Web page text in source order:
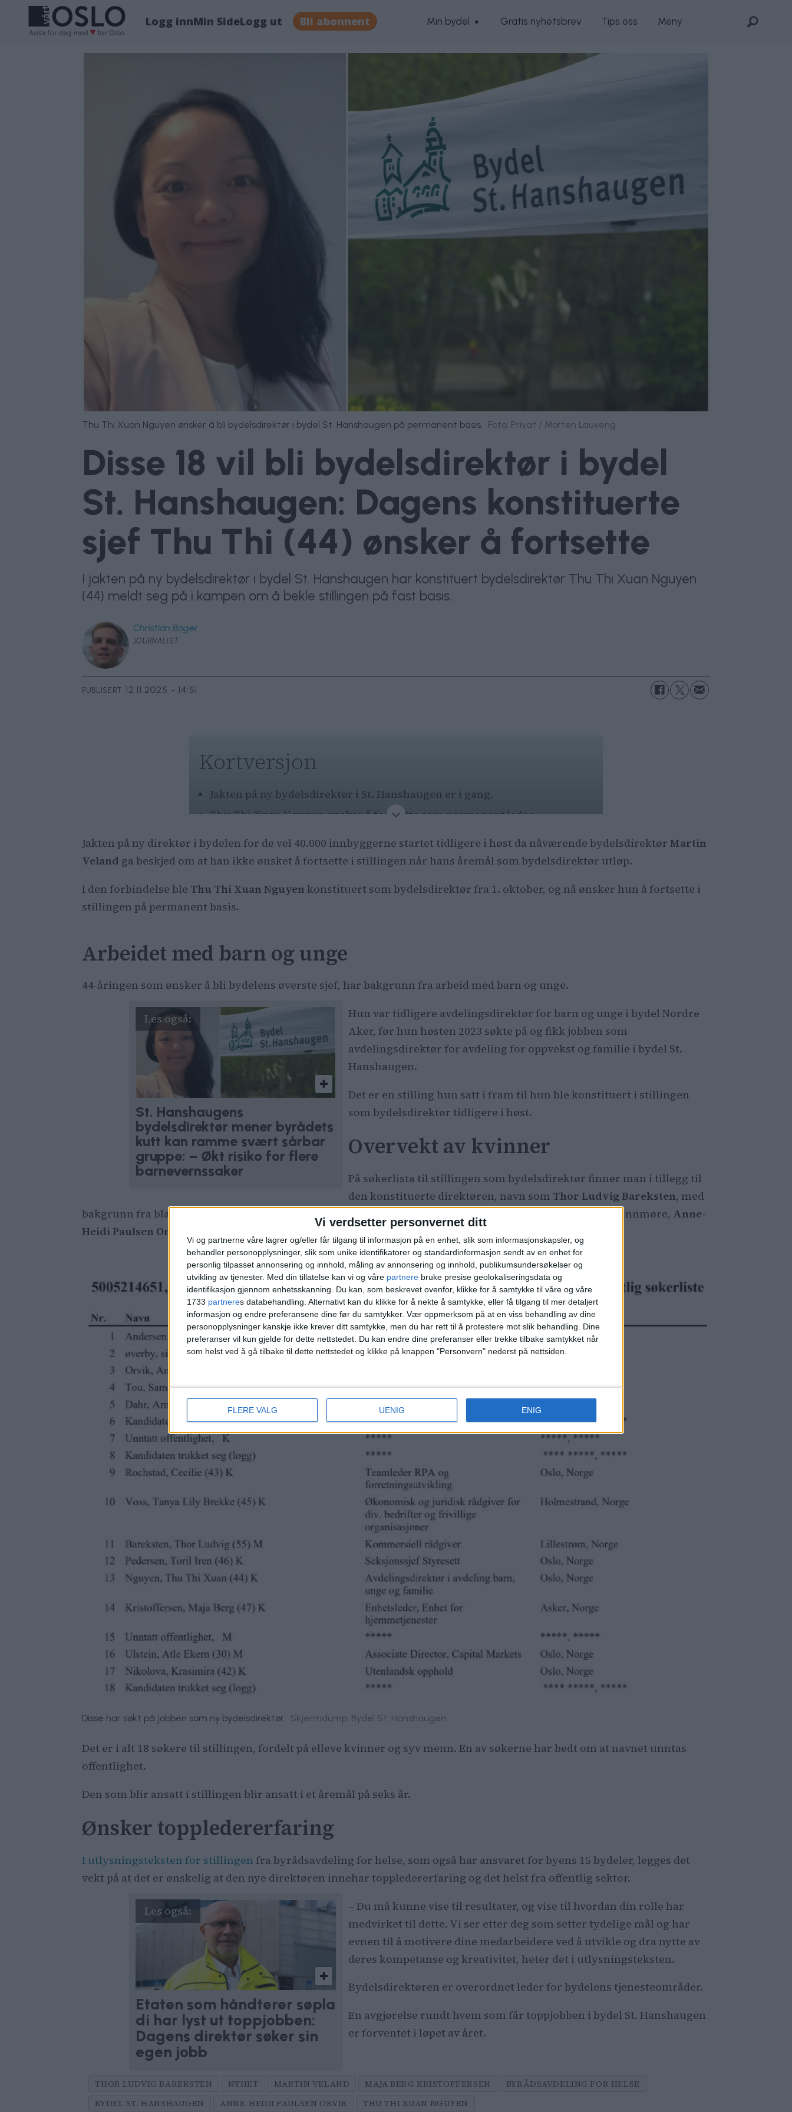
Vi verdsetter personvernet ditt
Vi og partnerne våre lagrer og/eller får tilgang til informasjon på en enhet, slik som informasjonskapsler, og
behandler personopplysninger, slik som unike identifikatorer og standardinformasjon sendt av en enhet for
personlig tilpasset annonsering og innhold, måling av annonsering og innhold, publikumsundersøkelser og
utvikling av tjenester. Med din tillatelse kan vi og våre partnere bruke presise geolokaliseringsdata og
identifikasjon gjennom enhetsskanning. Du kan, som beskrevet ovenfor, klikke for å samtykke til våre og våre
1733 partneres databehandling. Alternativt kan du klikke for å nekte å samtykke, eller få tilgang til mer detaljert
informasjon og endre preferansene dine før du samtykker. Vær oppmerksom på at en viss behandling av dine
personopplysninger kanskje ikke krever ditt samtykke, men du har rett til å protestere mot slik behandling. Dine
preferanser vil kun gjelde for dette nettstedet. Du kan endre dine preferanser eller trekke tilbake samtykket når
som helst ved å gå tilbake til dette nettstedet og klikke på knappen "Personvern" nederst på nettsiden.
FLERE VALG UENIG ENIG
Logg innMin SideLogg ut Bli abonnent Min bydel Gratis nyhetsbrev Tips oss Meny
Thu Thi Xuan Nguyen ønsker å bli bydelsdirektør i bydel St. Hanshaugen på permanent basis. Foto: Privat / Morten Lauveng
Disse 18 vil bli bydelsdirektør i bydel
St. Hanshaugen: Dagens konstituerte
sjef Thu Thi (44) ønsker å fortsette
I jakten på ny bydelsdirektør i bydel St. Hanshaugen har konstituert bydelsdirektør Thu Thi Xuan Nguyen
(44) meldt seg på i kampen om å bekle stillingen på fast basis.
Christian Boger
JOURNALIST
PUBLISERT 12.11.2025 - 14:51
Kortversjon
Jakten på ny bydelsdirektør i St. Hanshaugen er i gang.
Thu Thi Xuan Nguyen ønsker å fortsette som permanent leder.
Det er 18 søkere, med en overvekt av kvinner.
Avgjørelsen forventes innen utgangen av året.
Jakten på ny direktør i bydelen for de vel 40.000 innbyggerne startet tidligere i høst da nåværende bydelsdirektørMartin
Veland ga beskjed om at han ikke ønsket å fortsette i stillingen når hans åremål som bydelsdirektør utløp.
I den forbindelse ble Thu Thi Xuan Nguyen konstituert som bydelsdirektør fra 1. oktober, og nå ønsker hun å fortsette i
stillingen på permanent basis.
Arbeidet med barn og unge
44-åringen som ønsker å bli bydelens øverste sjef, har bakgrunn fra arbeid med barn og unge.
St. Hanshaugens
bydelsdirektør mener byrådets
kutt kan ramme svært sårbar
gruppe: – Økt risiko for flere
barnevernssaker
Hun var tidligere avdelingsdirektør for barn og unge i bydel Nordre
Aker, før hun høsten 2023 søkte på og fikk jobben som
avdelingsdirektør for avdeling for oppvekst og familie i bydel St.
Hanshaugen.
Det er en stilling hun satt i fram til hun ble konstituert i stillingen
som bydelsdirektør tidligere i høst.
Overvekt av kvinner
På søkerlista til stillingen som bydelsdirektør finner man i tillegg til
den konstituerte direktøren, navn som Thor Ludvig Bareksten, med
bakgrunn fra blant annet eiendomsutvikling i OBOS, kommunalsjef for samfunn i Giske kommune på Sunnmøre, Anne-
Heidi Paulsen Orvik
, og leder for hjemmetjenesten i bydel Frogner, Maja Berg Kristoffersen
Disse har søkt på jobben som ny bydelsdirektør. Skjermdump: Bydel St. Hanshaugen
Det er i alt 18 søkere til stillingen, fordelt på elleve kvinner og syv menn. En av søkerne har bedt om at navnet unntas
offentlighet.
Den som blir ansatt i stillingen blir ansatt i et åremål på seks år.
Ønsker toppledererfaring
I utlysningsteksten for stillingen fra byrådsavdeling for helse, som også har ansvaret for byens 15 bydeler, legges det
vekt på at det er ønskelig at den nye direktøren innehar toppledererfaring og det helst fra offentlig sektor.
Etaten som håndterer søpla
di har lyst ut toppjobben:
Dagens direktør søker sin
egen jobb
– Du må kunne vise til resultater, og vise til hvordan din rolle har
medvirket til dette. Vi ser etter deg som setter tydelige mål og har
evnen til å motivere dine medarbeidere ved å utvikle og dra nytte av
deres kompetanse og kreativitet, heter det i utlysningsteksten.
Bydelsdirektøren er overordnet leder for bydelens tjenesteområder.
En avgjørelse rundt hvem som får toppjobben i bydel St. Hanshaugen
er forventet i løpet av året.
THOR LUDVIG BAREKSTEN NYHET MARTIN VELAND MAJA BERG KRISTOFFERSEN
BYRÅDSAVDELING FOR HELSE
BYDEL ST. HANSHAUGEN
ANNE-HEIDI PAULSEN ORVIK THU THI XUAN NGUYEN